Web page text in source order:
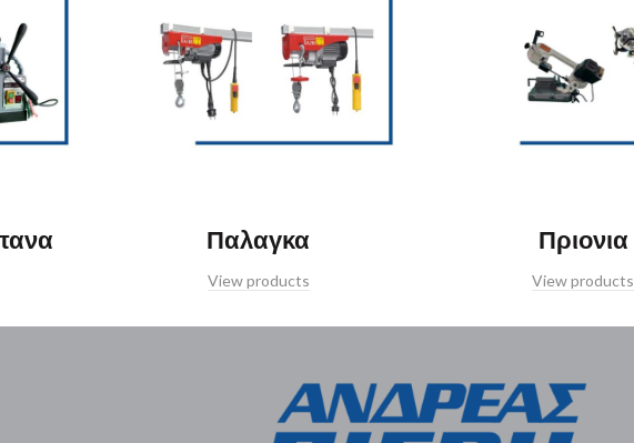
Παλαγκα
View products
Πριονια
View products